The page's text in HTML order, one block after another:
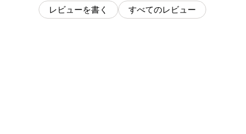
レビューを書く すべてのレビュー